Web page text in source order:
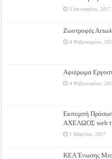
3 Ιανουαρίου, 2017
Ζωοτροφές
4 Φεβρουαρίου,
Αφιέρωμα
4 Φεβρουαρίου,
Εκπομπή
ΑΧΕΛΩΟΣ web
1 Μαρτίου, 2017
ΚΕΑ Ένωσης